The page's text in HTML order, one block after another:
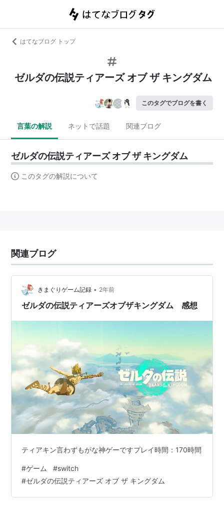
はてなブログ トップ
ゼルダの伝説ティアーズ オブ ザ キングダム
このタグでブログを書く
言葉の解説 ネットで話題 関連ブログ
ゼルダの伝説ティアーズ オブ ザ キングダム
このタグの解説について
関連ブログ
きまぐりゲーム記録 • 2年前
ゼルダの伝説ティアーズオブザキングダム 感想
ティアキン言わずもがな神ゲーですプレイ時間：170時間
#ゲーム #switch
#ゼルダの伝説ティアーズ オブ ザ キングダム